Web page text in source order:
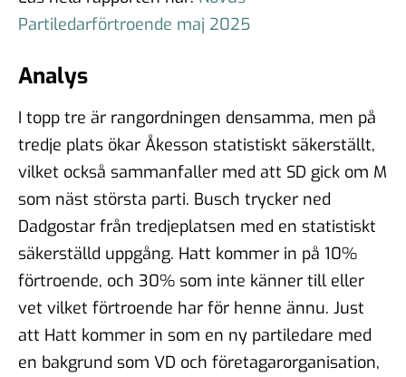
Partiledarförtroende maj 2025
Analys
I topp tre är rangordningen densamma, men på
tredje plats ökar Åkesson statistiskt säkerställt,
vilket också sammanfaller med att SD gick om M
som näst största parti. Busch trycker ned
Dadgostar från tredjeplatsen med en statistiskt
säkerställd uppgång. Hatt kommer in på 10%
förtroende, och 30% som inte känner till eller
vet vilket förtroende har för henne ännu. Just
att Hatt kommer in som en ny partiledare med
en bakgrund som VD och företagarorganisation,